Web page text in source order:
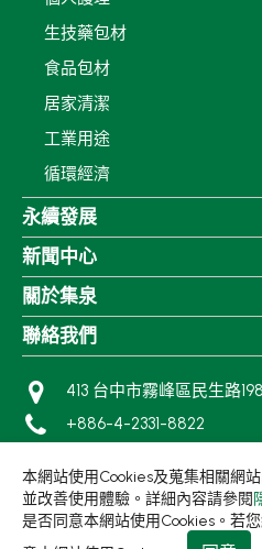
生技藥包材
食品包材
居家清潔
工業用途
循環經濟
永續發展
新聞中心
關於集泉
聯絡我們
413 台中市霧峰區民生路
+886-4-2331-8822
sales@living1991.com.tw
本網站使用Cookies及蒐集相關網
並改善使用體驗。詳細內容請參閱
是否同意本網站使用Cookies。若